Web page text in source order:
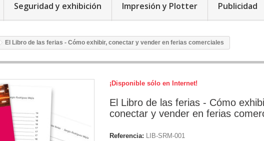
Seguridad y exhibición Impresión y Plotter Publicidad
El Libro de las ferias - Cómo exhibir, conectar y vender en ferias comerciales
¡Disponible sólo en Internet!
El Libro de las ferias - Cómo
conectar y vender en ferias
Referencia: LIB-SRM-001